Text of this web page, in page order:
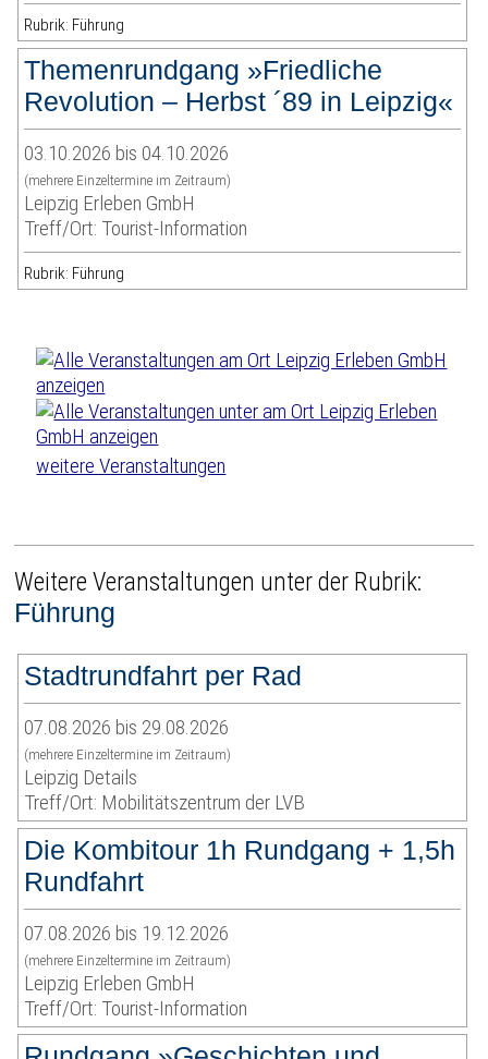
Rubrik: Führung
Themenrundgang »Friedliche
Revolution – Herbst ´89 in Leipzig«
03.10.2026 bis 04.10.2026
(mehrere Einzeltermine im Zeitraum)
Leipzig Erleben GmbH
Treff/Ort: Tourist-Information
Rubrik: Führung
weitere Veranstaltungen
Weitere Veranstaltungen unter der Rubrik:
Führung
Stadtrundfahrt per Rad
07.08.2026 bis 29.08.2026
(mehrere Einzeltermine im Zeitraum)
Leipzig Details
Treff/Ort: Mobilitätszentrum der LVB
Die Kombitour 1h Rundgang + 1,5h
Rundfahrt
07.08.2026 bis 19.12.2026
(mehrere Einzeltermine im Zeitraum)
Leipzig Erleben GmbH
Treff/Ort: Tourist-Information